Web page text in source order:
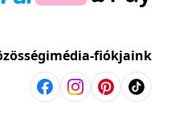
fiókjaink